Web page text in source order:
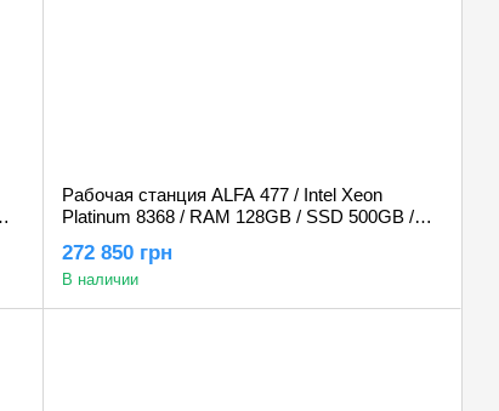
Рабочая станция ALFA 477 / Intel Xeon
Platinum 8368 / RAM 128GB / SSD 500GB /
272 850 грн
В наличии